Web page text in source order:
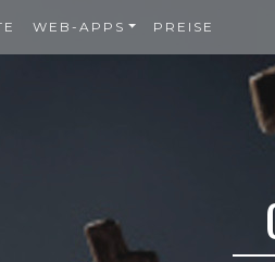
WEB-APPS PREISE